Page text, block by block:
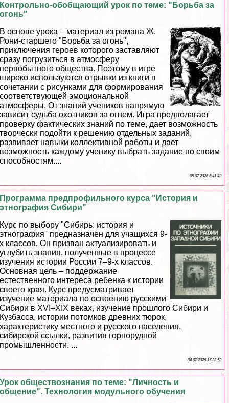
Контрольно-обобщающий урок по теме: "Борьба за
огонь"
В основе урока – материал из романа Ж.
Рони-старшего "Борьба за огонь",
приключения героев которого заставляют
сразу погрузиться в атмосферу
первобытного общества. Поэтому в игре
широко используются отрывки из книги в
сочетании с рисунками для формирования
соответствующей эмоциональной
атмосферы. От знаний учеников напрямую
зависит судьба охотников за огнем. Игра предполагает
проверку фактических знаний по теме, дает возможность
творчески подойти к решению отдельных заданий,
развивает навыки коллективной работы и дает
возможность каждому ученику выбрать задание по своим
способностям....
05 07 2026 6:41:42
Программа предпрофильного курса "История и
этнография Сибири"
Курс по выбору "Сибирь: история и
этнография" предназначен для учащихся 9-
х классов. Он призван актуализировать и
углубить знания, полученные в процессе
изучения истории России 7–9-х классов.
Основная цель – поддержание
естественного интереса ребенка к истории
своего края. Курс предусматривает
изучение материала по освоению русскими
Сибири в XVI–XIX веках, изучение прошлого Сибири и
Кузбасса, истории потомков древних тюрок,
хаpaктеристику местного и русского населения,
сибирской ссылки, развития горнорудной
промышленности. ...
04 07 2026 17:22:52
Урок обществознания по теме: "Личность и
общение". Технология модульного обучения